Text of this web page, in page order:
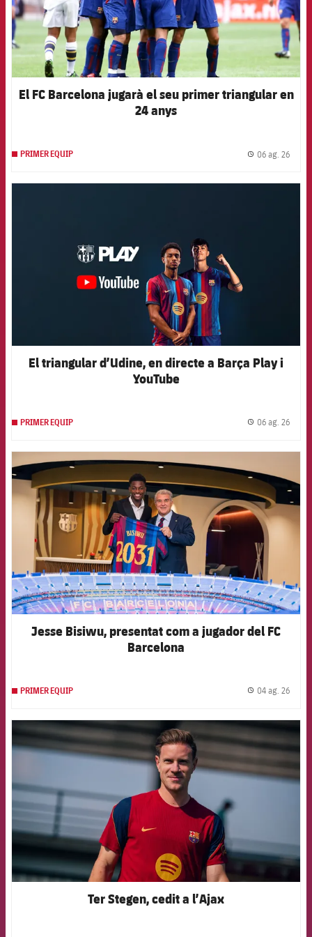
El FC Barcelona jugarà el seu primer triangular en
24 anys
PRIMER EQUIP 06 ag. 26
El triangular d’Udine, en directe a Barça Play i
YouTube
PRIMER EQUIP 06 ag. 26
Jesse Bisiwu, presentat com a jugador del FC
Barcelona
PRIMER EQUIP 04 ag. 26
FCB Barcelona badge
Ter Stegen, cedit a l’Ajax